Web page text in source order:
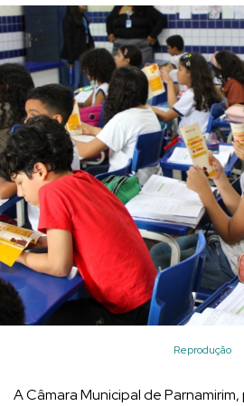
Reprodução
A Câmara Municipal de